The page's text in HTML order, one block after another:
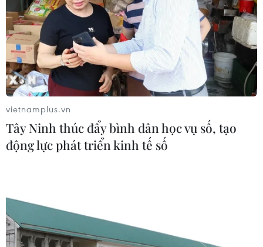
Việt Nam làm chủ nhiều kỹ thuật y học
ngang tầm thế giới
vietnamplus.vn
Tây Ninh thúc đẩy bình dân học vụ số, tạo
động lực phát triển kinh tế số